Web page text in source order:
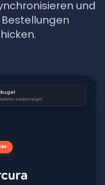
und
Vorratsmengen